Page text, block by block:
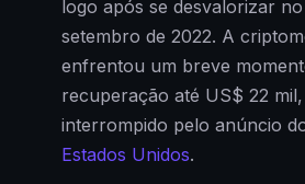
logo após se desvalorizar
setembro de 2022. A
enfrentou um breve
recuperação até US$ 22
interrompido pelo anúncio
Estados Unidos.